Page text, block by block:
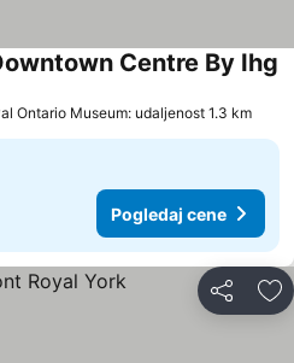
Centre By Ihg
Ontario Museum: udaljenost 1.3 km
Pogledaj cene
Deli